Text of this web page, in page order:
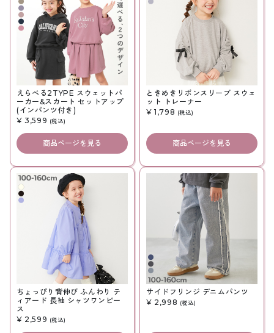
えらべる2TYPE スウェットパ
ーカー&スカート セットアップ
(インパンツ付き)
¥ 3,599 (税込)
商品ページを見る
ときめきリボンスリーブ スウェ
ット トレーナー
¥ 1,798 (税込)
商品ページを見る
ちょっぴり背伸び ふんわり テ
ィアード 長袖 シャツワンピー
ス
¥ 2,599 (税込)
サイドフリンジ デニムパンツ
¥ 2,998 (税込)